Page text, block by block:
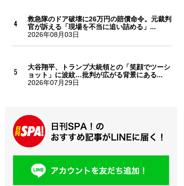
救急隊のドア破壊に26万円の賠償命令。元裁判
官が訴える「現場を不当に追い詰める」...
2026年08月03日
大谷翔平、トランプ大統領との「笑顔でツーシ
ョット」に波紋…批判が広がる背景にある...
2026年07月29日